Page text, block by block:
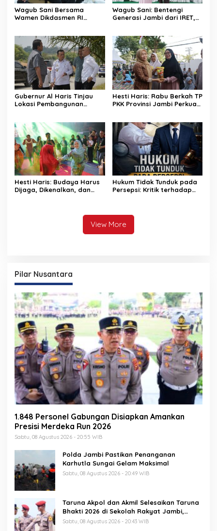
Wagub Sani Bersama
Wamen Dikdasmen RI
Transformasi Digital
Pendidikan di Jambi
Wagub Sani: Bentengi
Generasi Jambi dari IRET,
Gubernur Al Haris Tinjau
Lokasi Pembangunan
Green City
Hesti Haris: Rabu Berkah TP
PKK Provinsi Jambi Perkuat
dari Rumah
Hesti Haris: Budaya Harus
Dijaga, Dikenalkan, dan
Hukum Tidak Tunduk pada
Persepsi: Kritik terhadap
View More
Pilar Nusantara
1.848 Personel Gabungan Disiapkan Amankan
Presisi Merdeka Run 2026
Sabtu, 08 Agustus 2026 - 20:55 WIB
Polda Jambi Pastikan Penanganan
Karhutla Sungai Gelam Maksimal
Sabtu, 08 Agustus 2026 - 20:49 WIB
Taruna Akpol dan Akmil Selesaikan Taruna
Bhakti 2026 di Sekolah Rakyat Jambi,
Kegiatan Berlangsung Aman dan Lancar
Sabtu, 08 Agustus 2026 - 20:43 WIB